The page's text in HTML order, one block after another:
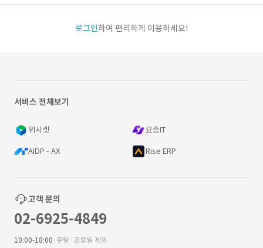
로그인하여 편리하게 이용하세요!
서비스 전체보기
위시켓 요즘IT
AIDP - AX Rise ERP
고객 문의
02-6925-4849
10:00-18:00 주말·공휴일 제외